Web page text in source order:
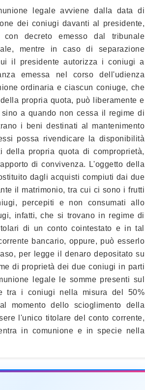
legale avviene dalla data di
dei coniugi davanti al presidente,
con decreto emesso dal tribunale
mentre in caso di separazione
il presidente autorizza i coniugi a
emessa nel corso dell'udienza
ordinaria e ciascun coniuge, che
propria quota, può liberamente e
a quando non cessa il regime di
i beni destinati al mantenimento
possa rivendicare la disponibilità
propria quota di comproprietà,
di convivenza. L'oggetto della
dagli acquisti compiuti dai due
il matrimonio, tra cui ci sono i frutti
percepiti e non consumati allo
infatti, che si trovano in regime di
di un conto cointestato e in tal
bancario, oppure, può esserlo
per legge il denaro depositato su
di proprietà dei due coniugi in parti
legale le somme presenti sul
tra i coniugi nella misura del 50%
momento dello scioglimento della
l'unico titolare del conto corrente,
in comunione e in specie nella